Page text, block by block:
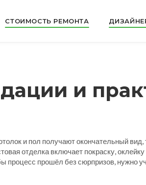
СТОИМОСТЬ РЕМОНТА
и
и пол получают окончательный вид,
отделка включает покраску,
процесс прошёл без сюрпризов, нужно